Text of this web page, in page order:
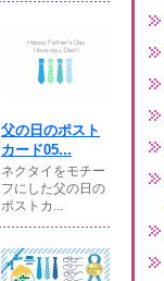
父の日のポスト
カード05...
ネクタイをモチー
フにした父の日の
ポストカ...